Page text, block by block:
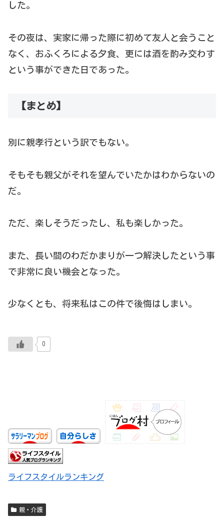
した。
その夜は、実家に帰った際に初めて友人と会うこと
なく、おふくろによる夕食、更には酒を酌み交わす
という事ができた日であった。
【まとめ】
別に親孝行という訳でもない。
そもそも親父がそれを望んでいたかはわからないの
だ。
ただ、楽しそうだったし、私も楽しかった。
また、長い間のわだかまりが一つ解決したという事
で非常に良い機会となった。
少なくとも、将来私はこの件で後悔はしまい。
0
ライフスタイルランキング
親・介護